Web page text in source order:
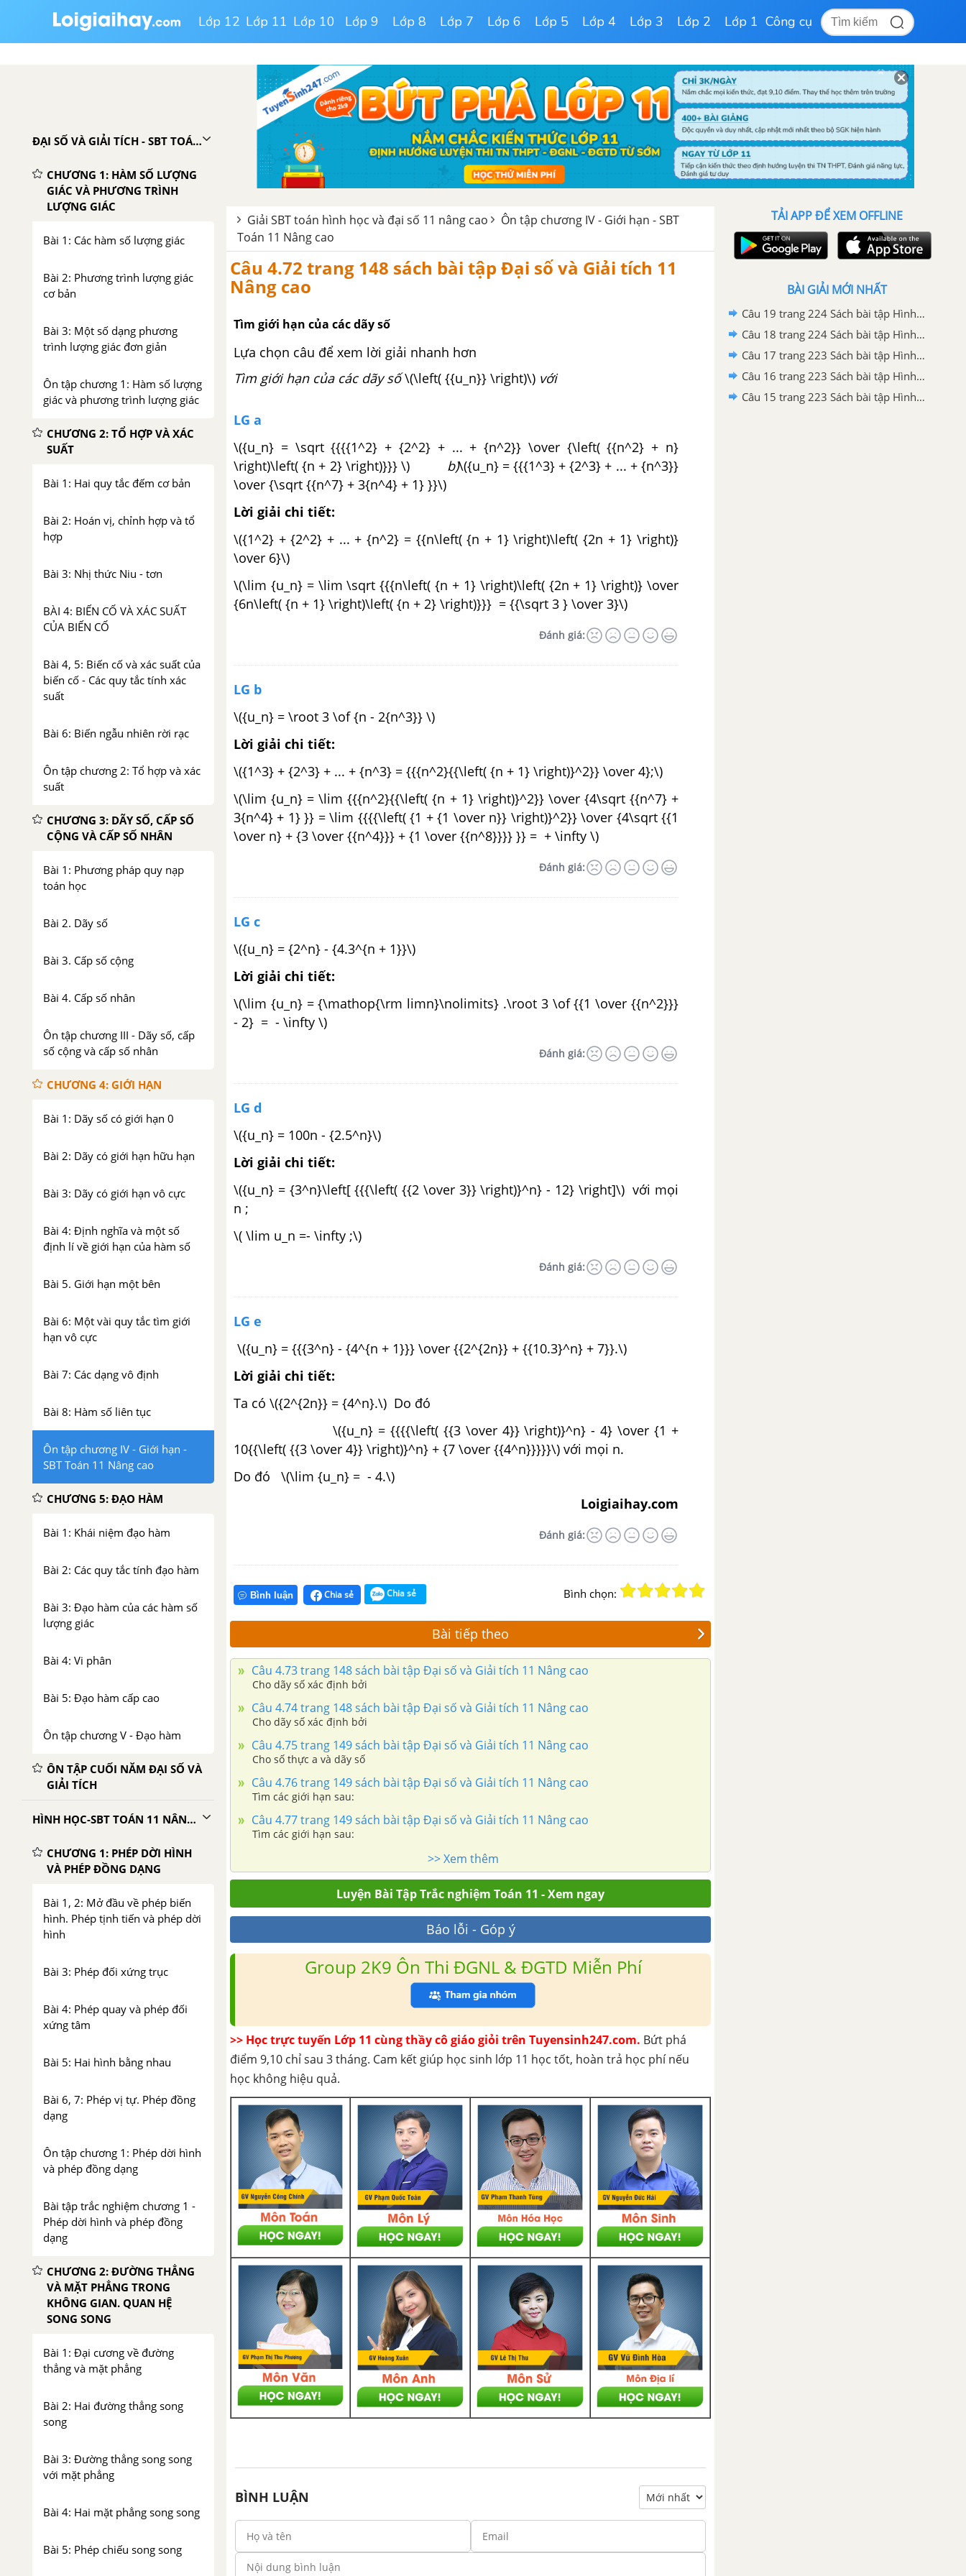
Lớp 12 Lớp 11 Lớp 10 Lớp 9 Lớp 8 Lớp 7 Lớp 6 Lớp 5 Lớp 4 Lớp 3 Lớp 2 Lớp 1 Công cụ
ĐẠI SỐ VÀ GIẢI TÍCH - SBT TOÁN 11 NÂNG CAO
CHƯƠNG 1: HÀM SỐ LƯỢNG
GIÁC VÀ PHƯƠNG TRÌNH
LƯỢNG GIÁC
Bài 1: Các hàm số lượng giác
Bài 2: Phương trình lượng giác
cơ bản
Bài 3: Một số dạng phương
trình lượng giác đơn giản
Ôn tập chương 1: Hàm số lượng
giác và phương trình lượng giác
CHƯƠNG 2: TỔ HỢP VÀ XÁC
SUẤT
Bài 1: Hai quy tắc đếm cơ bản
Bài 2: Hoán vị, chỉnh hợp và tổ
hợp
Bài 3: Nhị thức Niu - tơn
BÀI 4: BIẾN CỐ VÀ XÁC SUẤT
CỦA BIẾN CỐ
Bài 4, 5: Biến cố và xác suất của
biến cố - Các quy tắc tính xác
suất
Bài 6: Biến ngẫu nhiên rời rạc
Ôn tập chương 2: Tổ hợp và xác
suất
CHƯƠNG 3: DÃY SỐ, CẤP SỐ
CỘNG VÀ CẤP SỐ NHÂN
Bài 1: Phương pháp quy nạp
toán học
Bài 2. Dãy số
Bài 3. Cấp số cộng
Bài 4. Cấp số nhân
Ôn tập chương III - Dãy số, cấp
số cộng và cấp số nhân
CHƯƠNG 4: GIỚI HẠN
Bài 1: Dãy số có giới hạn 0
Bài 2: Dãy có giới hạn hữu hạn
Bài 3: Dãy có giới hạn vô cực
Bài 4: Định nghĩa và một số
định lí về giới hạn của hàm số
Bài 5. Giới hạn một bên
Bài 6: Một vài quy tắc tìm giới
hạn vô cực
Bài 7: Các dạng vô định
Bài 8: Hàm số liên tục
Ôn tập chương IV - Giới hạn -
SBT Toán 11 Nâng cao
CHƯƠNG 5: ĐẠO HÀM
Bài 1: Khái niệm đạo hàm
Bài 2: Các quy tắc tính đạo hàm
Bài 3: Đạo hàm của các hàm số
lượng giác
Bài 4: Vi phân
Bài 5: Đạo hàm cấp cao
Ôn tập chương V - Đạo hàm
ÔN TẬP CUỐI NĂM ĐẠI SỐ VÀ
GIẢI TÍCH
HÌNH HỌC-SBT TOÁN 11 NÂNG CAO
CHƯƠNG 1: PHÉP DỜI HÌNH
VÀ PHÉP ĐỒNG DẠNG
Bài 1, 2: Mở đầu về phép biến
hình. Phép tịnh tiến và phép dời
hình
Bài 3: Phép đối xứng trục
Bài 4: Phép quay và phép đối
xứng tâm
Bài 5: Hai hình bằng nhau
Bài 6, 7: Phép vị tự. Phép đồng
dạng
Ôn tập chương 1: Phép dời hình
và phép đồng dạng
Bài tập trắc nghiệm chương 1 -
Phép dời hình và phép đồng
dạng
CHƯƠNG 2: ĐƯỜNG THẲNG
VÀ MẶT PHẲNG TRONG
KHÔNG GIAN. QUAN HỆ
SONG SONG
Bài 1: Đại cương về đường
thẳng và mặt phẳng
Bài 2: Hai đường thẳng song
song
Bài 3: Đường thẳng song song
với mặt phẳng
Bài 4: Hai mặt phẳng song song
Bài 5: Phép chiếu song song
Giải SBT toán hình học và đại số 11 nâng cao
Ôn tập chương IV - Giới hạn - SBT
Toán 11 Nâng cao
Câu 4.72 trang 148 sách bài tập Đại số và Giải tích 11
Nâng cao
Tìm giới hạn của các dãy số
Lựa chọn câu để xem lời giải nhanh hơn
Tìm giới hạn của các dãy số\(\left( {{u_n}} \right)\) với
LG a
\({u_n} = \sqrt {{{{1^2} + {2^2} + ... + {n^2}} \over {\left( {{n^2} + n}
\right)\left( {n + 2} \right)}}} \)b)\({u_n} = {{{1^3} + {2^3} + ... + {n^3}}
\over {\sqrt {{n^7} + 3{n^4} + 1} }}\)
Lời giải chi tiết:
\({1^2} + {2^2} + ... + {n^2} = {{n\left( {n + 1} \right)\left( {2n + 1} \right)}
\over 6}\)
\(\lim {u_n} = \lim \sqrt {{{n\left( {n + 1} \right)\left( {2n + 1} \right)} \over
{6n\left( {n + 1} \right)\left( {n + 2} \right)}}} = {{\sqrt 3 } \over 3}\)
Đánh giá:
LG b
\({u_n} = \root 3 \of {n - 2{n^3}} \)
Lời giải chi tiết:
\({1^3} + {2^3} + ... + {n^3} = {{{n^2}{{\left( {n + 1} \right)}^2}} \over 4};\)
\(\lim {u_n} = \lim {{{n^2}{{\left( {n + 1} \right)}^2}} \over {4\sqrt {{n^7} +
3{n^4} + 1} }} = \lim {{{{\left( {1 + {1 \over n}} \right)}^2}} \over {4\sqrt {{1
\over n} + {3 \over {{n^4}}} + {1 \over {{n^8}}}} }} = + \infty \)
Đánh giá:
LG c
\({u_n} = {2^n} - {4.3^{n + 1}}\)
Lời giải chi tiết:
\(\lim {u_n} = {\mathop{\rm limn}\nolimits} .\root 3 \of {{1 \over {{n^2}}}
- 2} = - \infty \)
Đánh giá:
LG d
\({u_n} = 100n - {2.5^n}\)
Lời giải chi tiết:
\({u_n} = {3^n}\left[ {{{\left( {{2 \over 3}} \right)}^n} - 12} \right]\) với mọi
n ;
\( \lim u_n =- \infty ;\)
Đánh giá:
LG e
\({u_n} = {{{3^n} - {4^{n + 1}}} \over {{2^{2n}} + {{10.3}^n} + 7}}.\)
Lời giải chi tiết:
Ta có \({2^{2n}} = {4^n}.\) Do đó
\({u_n} = {{{{\left( {{3 \over 4}} \right)}^n} - 4} \over {1 +
10{{\left( {{3 \over 4}} \right)}^n} + {7 \over {{4^n}}}}}\) với mọi n.
Do đó \(\lim {u_n} = - 4.\)
Loigiaihay.com
Đánh giá:
Bình luận Chia sẻ Chia sẻ Bình chọn:
Bài tiếp theo
Câu 4.73 trang 148 sách bài tập Đại số và Giải tích 11 Nâng cao
Cho dãy số xác định bởi
Câu 4.74 trang 148 sách bài tập Đại số và Giải tích 11 Nâng cao
Cho dãy số xác định bởi
Câu 4.75 trang 149 sách bài tập Đại số và Giải tích 11 Nâng cao
Cho số thực a và dãy số
Câu 4.76 trang 149 sách bài tập Đại số và Giải tích 11 Nâng cao
Tìm các giới hạn sau:
Câu 4.77 trang 149 sách bài tập Đại số và Giải tích 11 Nâng cao
Tìm các giới hạn sau:
>> Xem thêm
Luyện Bài Tập Trắc nghiệm Toán 11 - Xem ngay
Báo lỗi - Góp ý
Group 2K9 Ôn Thi ĐGNL & ĐGTD Miễn Phí
>> Học trực tuyến Lớp 11 cùng thầy cô giáo giỏi trên Tuyensinh247.com. Bứt phá
điểm 9,10 chỉ sau 3 tháng. Cam kết giúp học sinh lớp 11 học tốt, hoàn trả học phí nếu
học không hiệu quả.
BÌNH LUẬN
TẢI APP ĐỂ XEM OFFLINE
BÀI GIẢI MỚI NHẤT
Câu 19 trang 224 Sách bài tập Hình học 11 Nâng cao
Câu 18 trang 224 Sách bài tập Hình học 11 Nâng cao
Câu 17 trang 223 Sách bài tập Hình học 11 Nâng cao
Câu 16 trang 223 Sách bài tập Hình học 11 Nâng cao
Câu 15 trang 223 Sách bài tập Hình học 11 Nâng cao